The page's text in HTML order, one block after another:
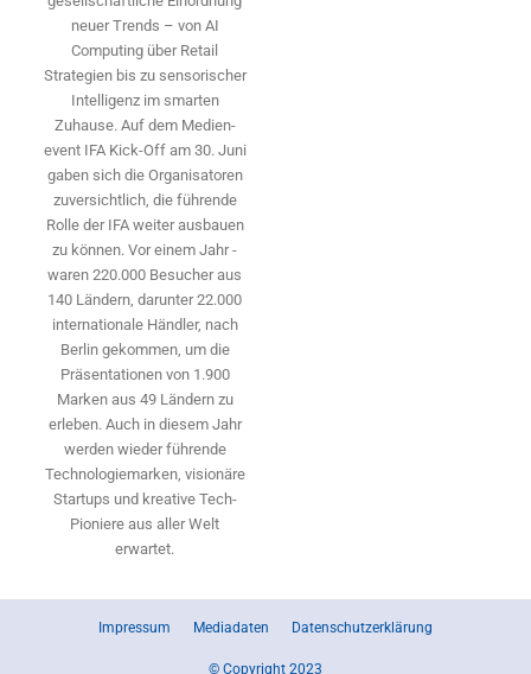
neuer Trends – von AI
Computing über Retail
Strategien bis zu sensorischer
Intelligenz im smarten
Zuhause. Auf dem Medien­
event IFA Kick-Off am 30. Juni
gaben sich die Organisatoren
zuversichtlich, die führende
Rolle der IFA weiter ausbauen
zu können. Vor einem Jahr ­
waren 220.000 Besucher aus
140 ­Ländern, ­darunter 22.000
internationale Händler, nach
Berlin gekommen, um die
Präsen­tationen von 1.900
Marken aus 49 Ländern zu
erleben. Auch in diesem Jahr
werden wieder führende
Technologiemarken, visionäre
Startups und ­kreative Tech-
Pioniere aus aller Welt
erwartet.
Impressum Mediadaten Datenschutzerklärung
© Copyright 2023